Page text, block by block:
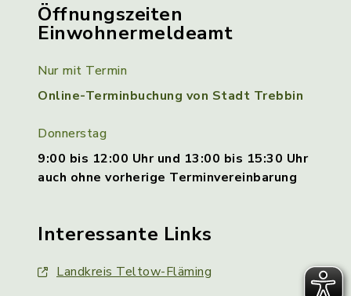
Öffnungszeiten
Einwohnermeldeamt
Nur mit Termin
Online-Terminbuchung von Stadt Trebbin
Donnerstag
9:00 bis 12:00 Uhr und 13:00 bis 15:30 Uhr
auch ohne vorherige Terminvereinbarung
Interessante Links
Landkreis Teltow-Fläming